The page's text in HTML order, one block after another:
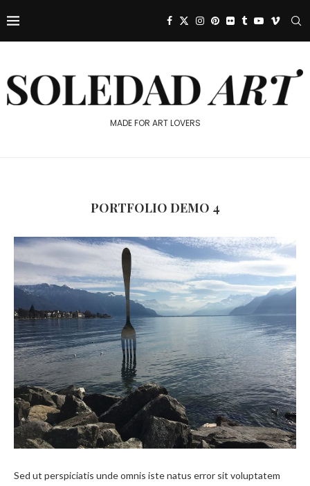
MADE FOR ART LOVERS
PORTFOLIO DEMO 4
Sed ut perspiciatis unde omnis iste natus error sit voluptatem